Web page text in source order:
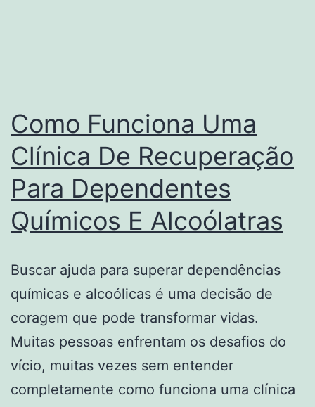
Custo
Como Funciona Uma
Clínica De Recuperação
Para Dependentes
Químicos E Alcoólatras
Buscar ajuda para superar dependências
químicas e alcoólicas é uma decisão de
coragem que pode transformar vidas.
Muitas pessoas enfrentam os desafios do
vício, muitas vezes sem entender
completamente como funciona uma clínica